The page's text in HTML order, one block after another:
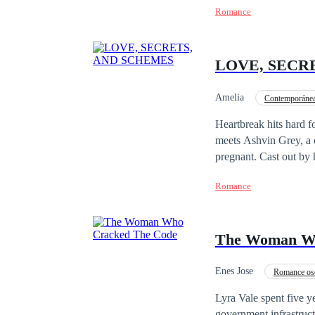
mi corazón en dos.
una historia como la
Romance
LOVE,
Amelia
Heartbreak hits hard
meets Ashvin Grey,
pregnant. Cast out by
the truth about their
Romance
The Woman
Enes Jose Romance
Lyra Vale spent five